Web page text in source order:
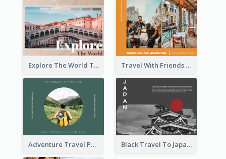
Explore The World Travel Photo Book Travel With Friends Photo Book
Adventure Travel Photo Book Black Travel To Japan Photo Book